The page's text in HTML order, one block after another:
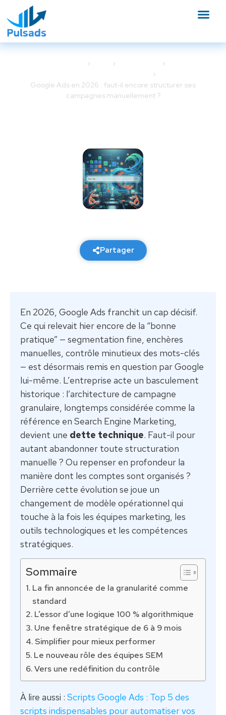
Google Ads en 2026 : faut-il encore structurer ses
campagnes manuellement ?
Partager
En 2026, Google Ads franchit un cap décisif.
Ce qui relevait hier encore de la “bonne
pratique” — segmentation fine, enchères
manuelles, contrôle minutieux des mots-clés
— est désormais remis en question par Google
lui-même. L’entreprise acte un basculement
historique : l’architecture de campagne
granulaire, longtemps considérée comme la
référence en Search Engine Marketing,
devient une dette technique. Faut-il pour
autant abandonner toute structuration
manuelle ? Ou repenser en profondeur la
manière dont les comptes sont organisés ?
Derrière cette évolution se joue un
changement de modèle opérationnel qui
touche à la fois les équipes marketing, les
outils technologiques et les compétences
stratégiques.
Sommaire
La fin annoncée de la granularité comme
standard
L’essor d’une logique 100 % algorithmique
Une fenêtre stratégique de 6 à 9 mois
Simplifier pour mieux performer
Le nouveau rôle des équipes SEM
Vers une redéfinition du contrôle
À lire aussi : Scripts Google Ads : Top 5 des
scripts indispensables pour automatiser vos